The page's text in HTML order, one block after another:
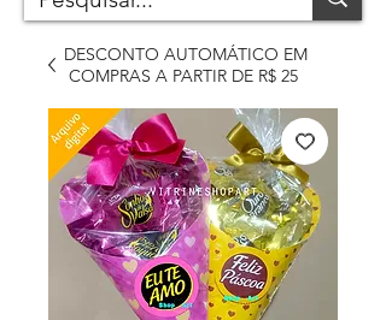
DESCONTO AUTOMÁTICO EM
COMPRAS A PARTIR DE R$ 25